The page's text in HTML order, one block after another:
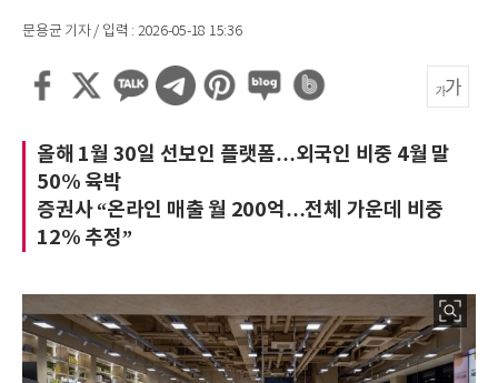
문용균 기자 / 입력 : 2026-05-18 15:36
올해 1월 30일 선보인 플랫폼…외국인 비중 4월 말
50% 육박
증권사 “온라인 매출 월 200억…전체 가운데 비중
12% 추정”